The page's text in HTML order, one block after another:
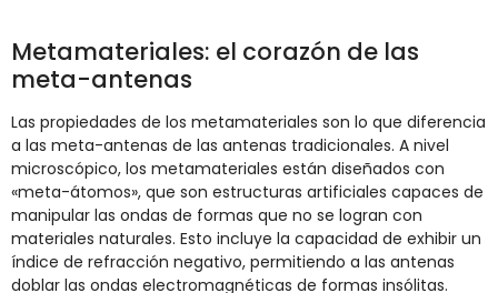
Metamateriales: el corazón de las
meta-antenas
Las propiedades de los metamateriales son lo que diferencia
a las meta-antenas de las antenas tradicionales. A nivel
microscópico, los metamateriales están diseñados con
«meta-átomos», que son estructuras artificiales capaces de
manipular las ondas de formas que no se logran con
materiales naturales. Esto incluye la capacidad de exhibir un
índice de refracción negativo, permitiendo a las antenas
doblar las ondas electromagnéticas de formas insólitas.